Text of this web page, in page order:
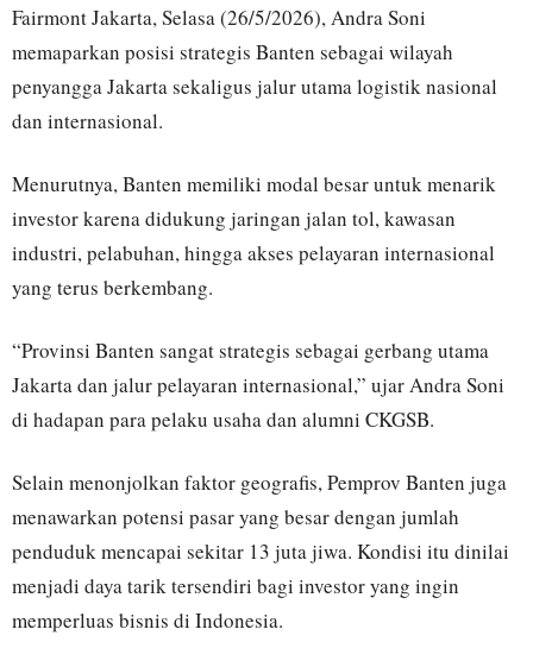
Fairmont Jakarta, Selasa (26/5/2026), Andra Soni
memaparkan posisi strategis Banten sebagai wilayah
penyangga Jakarta sekaligus jalur utama logistik nasional
dan internasional.
Menurutnya, Banten memiliki modal besar untuk menarik
investor karena didukung jaringan jalan tol, kawasan
industri, pelabuhan, hingga akses pelayaran internasional
yang terus berkembang.
“Provinsi Banten sangat strategis sebagai gerbang utama
Jakarta dan jalur pelayaran internasional,” ujar Andra Soni
di hadapan para pelaku usaha dan alumni CKGSB.
Selain menonjolkan faktor geografis, Pemprov Banten juga
menawarkan potensi pasar yang besar dengan jumlah
penduduk mencapai sekitar 13 juta jiwa. Kondisi itu dinilai
menjadi daya tarik tersendiri bagi investor yang ingin
memperluas bisnis di Indonesia.